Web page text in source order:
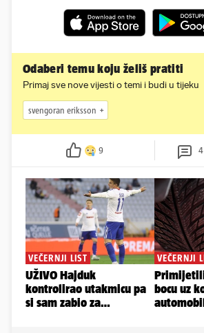
Odaberi temu koju želiš pratiti
Primaj sve nove vijesti o temi i budi u tijeku
svengoran eriksson
9 4